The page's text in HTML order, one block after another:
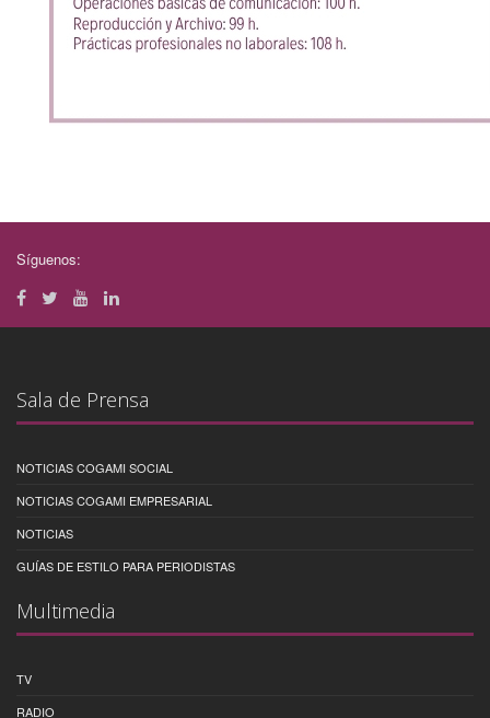
Síguenos:
Sala de Prensa
NOTICIAS COGAMI SOCIAL
NOTICIAS COGAMI EMPRESARIAL
NOTICIAS
GUÍAS DE ESTILO PARA PERIODISTAS
Multimedia
TV
RADIO